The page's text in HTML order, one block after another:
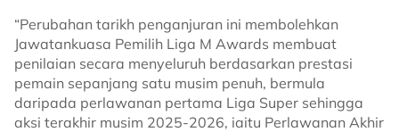
“Perubahan tarikh penganjuran ini membolehkan
Jawatankuasa Pemilih Liga M Awards membuat
penilaian secara menyeluruh berdasarkan prestasi
pemain sepanjang satu musim penuh, bermula
daripada perlawanan pertama Liga Super sehingga
aksi terakhir musim 2025-2026, iaitu Perlawanan Akhir